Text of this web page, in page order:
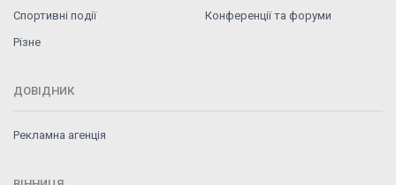
Спортивні події
Конференції та форуми
Різне
ДОВІДНИК
Рекламна агенція